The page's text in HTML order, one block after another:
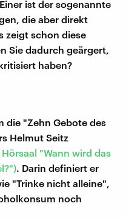
ist der sogenannte
die aber direkt
zeigt schon diese
Sie dadurch geärgert,
haben?
die "Zehn Gebote des
Helmut Seitz
"Wann wird das
. Darin definiert er
"Trinke nicht alleine",
noch